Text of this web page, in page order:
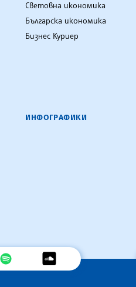
Световна икономика
Българска икономика
Бизнес Куриер
ИНФОГРАФИКИ